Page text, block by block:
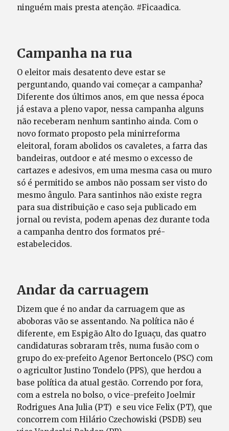
ninguém mais presta atenção. #Ficaadica.
Campanha na rua
O eleitor mais desatento deve estar se
perguntando, quando vai começar a campanha?
Diferente dos últimos anos, em que nessa época
já estava a pleno vapor, nessa campanha alguns
não receberam nenhum santinho ainda. Com o
novo formato proposto pela minirreforma
eleitoral, foram abolidos os cavaletes, a farra das
bandeiras, outdoor e até mesmo o excesso de
cartazes e adesivos, em uma mesma casa ou muro
só é permitido se ambos não possam ser visto do
mesmo ângulo. Para santinhos não existe regra
para sua distribuição e caso seja publicado em
jornal ou revista, podem apenas dez durante toda
a campanha dentro dos formatos pré-
estabelecidos.
Andar da carruagem
Dizem que é no andar da carruagem que as
aboboras vão se assentando. Na política não é
diferente, em Espigão Alto do Iguaçu, das quatro
candidaturas sobraram três, numa fusão com o
grupo do ex-prefeito Agenor Bertoncelo (PSC) com
o agricultor Justino Tondelo (PPS), que herdou a
base política da atual gestão. Correndo por fora,
com a estrela no bolso, o vice-prefeito Joelmir
Rodrigues Ana Julia (PT) e seu vice Felix (PT), que
concorrem com Hilário Czechowiski (PSDB) seu